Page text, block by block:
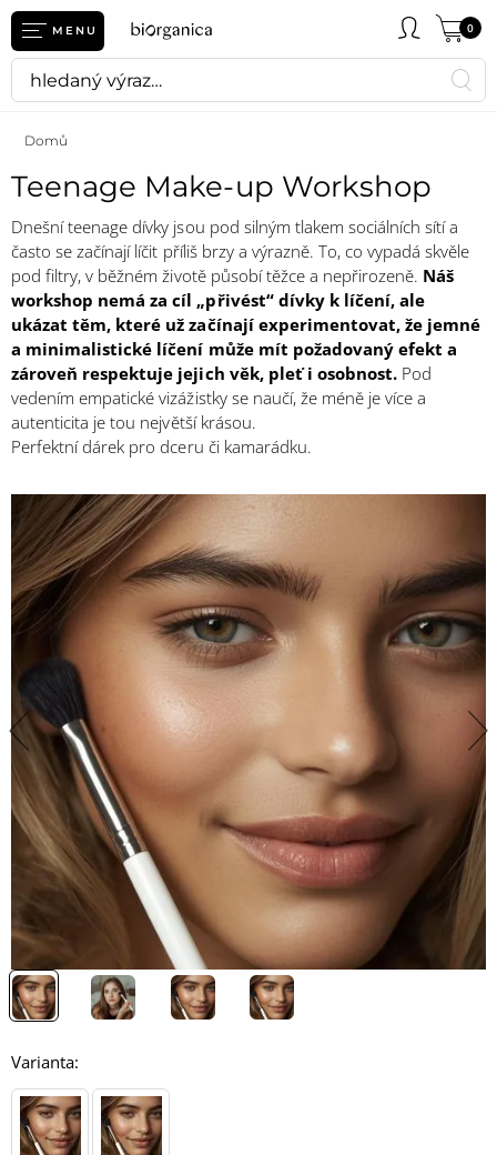
MENU 0
Domů
Teenage Make-up Workshop
Dnešní teenage dívky jsou pod silným tlakem sociálních sítí a
často se začínají líčit příliš brzy a výrazně. To, co vypadá skvěle
pod filtry, v běžném životě působí těžce a nepřirozeně. Náš
workshop nemá za cíl „přivést“ dívky k líčení, ale
ukázat těm, které už začínají experimentovat, že jemné
a minimalistické líčení může mít požadovaný efekt a
zároveň respektuje jejich věk, pleť i osobnost. Pod
vedením empatické vizážistky se naučí, že méně je více a
autenticita je tou největší krásou.
Perfektní dárek pro dceru či kamarádku.
Varianta: